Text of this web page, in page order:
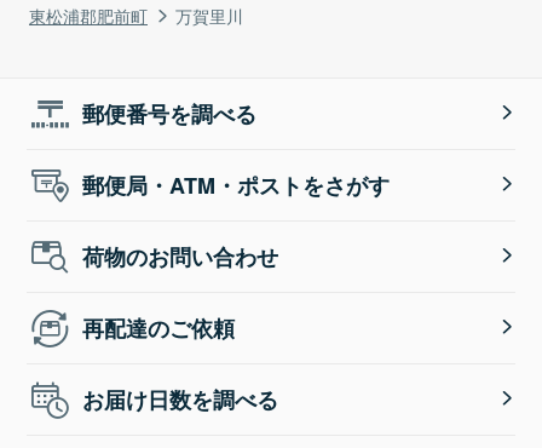
東松浦郡肥前町
万賀里川
郵便番号を調べる
郵便局・ATM・ポストをさがす
荷物のお問い合わせ
再配達のご依頼
お届け日数を調べる